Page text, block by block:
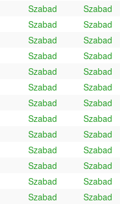
Szabad
Szabad
Szabad
Szabad
Szabad
Szabad
Szabad
Szabad
Szabad
Szabad
Szabad
Szabad
Szabad
Szabad
Szabad
Szabad
Szabad
Szabad
Szabad
Szabad
Szabad
Szabad
Szabad
Szabad
Szabad
Szabad